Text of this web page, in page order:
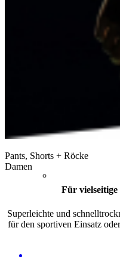
Pants, Shorts + Röcke
Damen
Für
Superleichte und
für den sportiven Einsatz